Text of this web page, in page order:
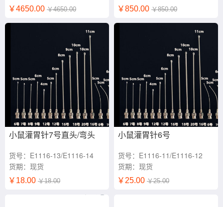
￥4650.00 ￥4650.00 ￥850.00 ￥850.00
小鼠灌胃针7号直头/弯头
货号：E1116-13/E1116-14
货期：现货
￥18.00 ￥18.00
小鼠灌胃针6号
货号：E1116-11/E1116-12
货期：现货
￥25.00 ￥25.00